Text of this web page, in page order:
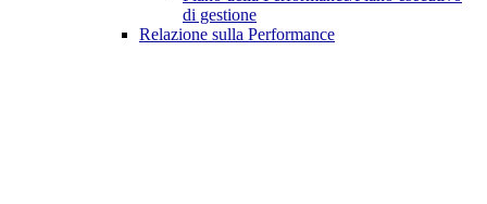
di gestione
Relazione sulla Performance